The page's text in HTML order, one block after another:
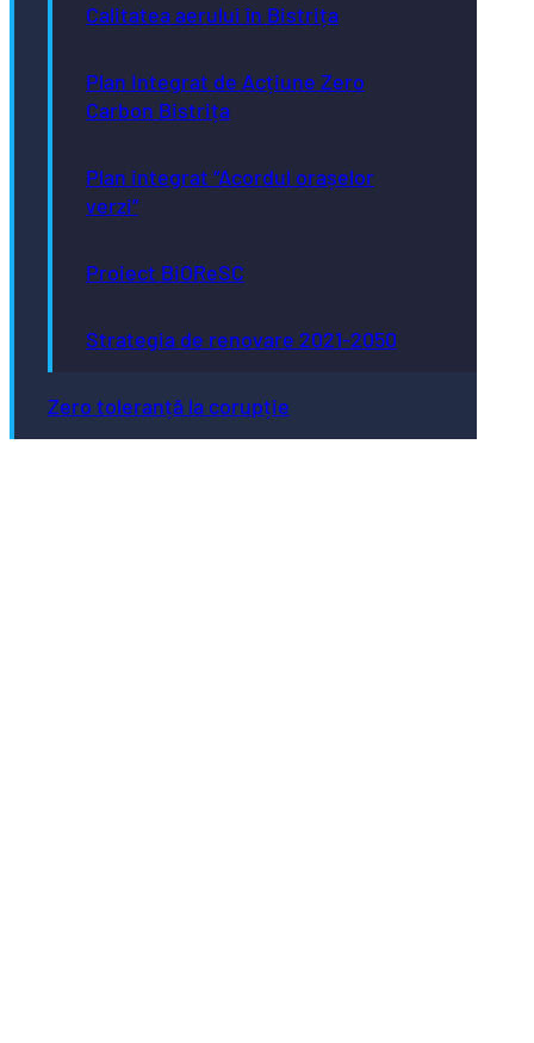
Calitatea aerului în Bistrița
Plan Integrat de Acțiune Zero
Carbon Bistrița
Plan integrat “Acordul orașelor
verzi”
Proiect BiOReSC
Strategia de renovare 2021-2050
Zero toleranță la corupție